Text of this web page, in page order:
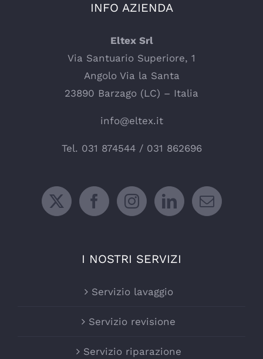
INFO AZIENDA
Eltex Srl
Via Santuario Superiore, 1
Angolo Via la Santa
23890 Barzago (LC) – Italia
info@eltex.it
Tel. 031 874544/ 031 862696
I NOSTRI SERVIZI
Servizio lavaggio
Servizio revisione
Servizio riparazione